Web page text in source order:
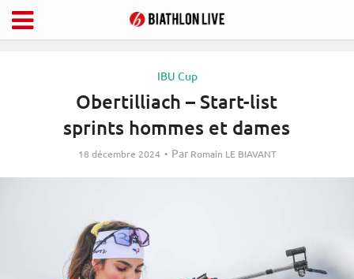
IBU Cup
Obertilliach – Start-list
sprints hommes et dames
18 décembre 2024 Par Romain LE BIAVANT